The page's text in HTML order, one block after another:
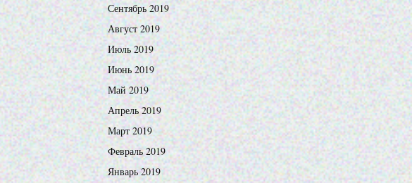
Сентябрь 2019
Август 2019
Июль 2019
Июнь 2019
Май 2019
Апрель 2019
Март 2019
Февраль 2019
Январь 2019